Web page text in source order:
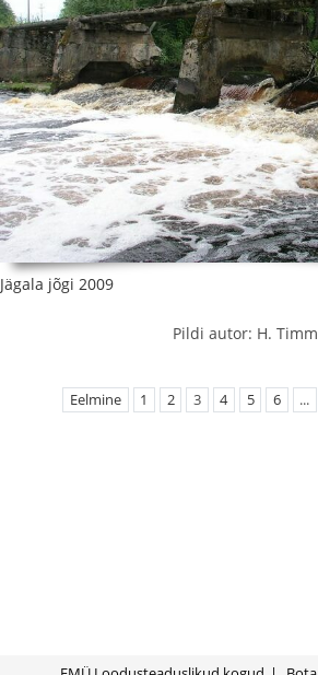
Jägala jõgi 2009
Pildi autor: H. Timm
Eelmine 1 2 3 4 5 6 ...